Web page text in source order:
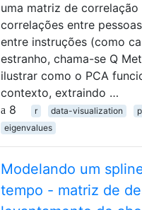
uma matriz de
correlações entre
entre instruções (como
estranho, chama-se Q
ilustrar como o PCA
contexto, extraindo …
8
r data-visualization
eigenvalues
Modelando um
tempo - matriz de